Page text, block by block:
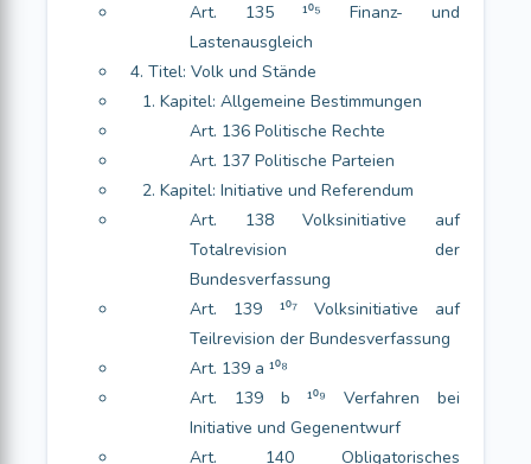
Art. 135 ¹⁰⁵ Finanz- und
Lastenausgleich
4. Titel: Volk und Stände
1. Kapitel: Allgemeine Bestimmungen
Art. 136 Politische Rechte
Art. 137 Politische Parteien
2. Kapitel: Initiative und Referendum
Art. 138 Volksinitiative auf
Totalrevision der
Bundesverfassung
Art. 139 ¹⁰⁷ Volksinitiative auf
Teilrevision der Bundesverfassung
Art. 139 a ¹⁰⁸
Art. 139 b ¹⁰⁹ Verfahren bei
Initiative und Gegenentwurf
Art. 140 Obligatorisches